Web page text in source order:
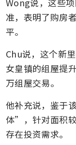
Wong说，这些
准，表明了购房
平。
Chu说，这个新
女皇镇的组屋提
万组屋交易。
他补充说，鉴于
体”，针对面积
存在投资需求。